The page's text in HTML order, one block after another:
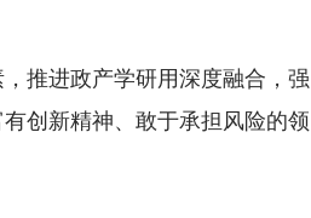
推进政产学研用深度融合，强
创新精神、敢于承担风险的领